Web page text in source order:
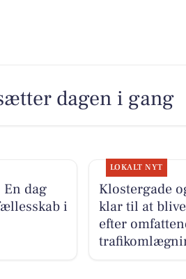
dagen i gang
dag
i
LOKALT NYT
Klostergade
klar til at
efter